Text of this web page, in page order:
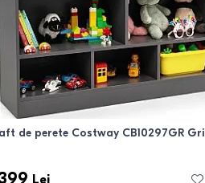
de perete Costway CB10297GR Gri
Lei